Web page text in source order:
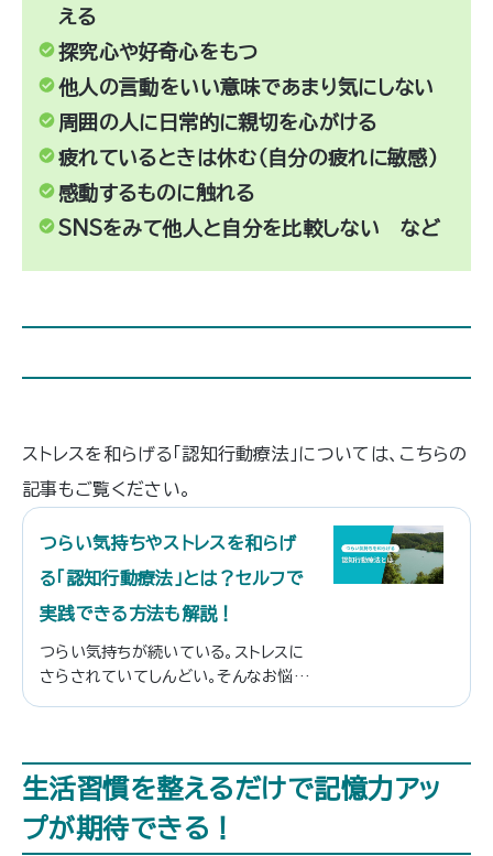
える
探究心や好奇心をもつ
他人の言動をいい意味であまり気にしない
周囲の人に日常的に親切を心がける
疲れているときは休む（自分の疲れに敏感）
感動するものに触れる
SNSをみて他人と自分を比較しない など
ストレスを和らげる「認知行動療法」については、こちらの
記事もご覧ください。
つらい気持ちやストレスを和らげ
る「認知行動療法」とは？セルフで
実践できる方法も解説！
つらい気持ちが続いている。ストレスに
さらされていてしんどい。そんなお悩み
られる「認知行動療法」について解説し
ます。 「療法」というと、専門的で難しい
イメージがあるかもしれませんが、実は
セルフでも実践しやすいことが、認知行
生活習慣を整えるだけで記憶力アッ
プが期待できる！